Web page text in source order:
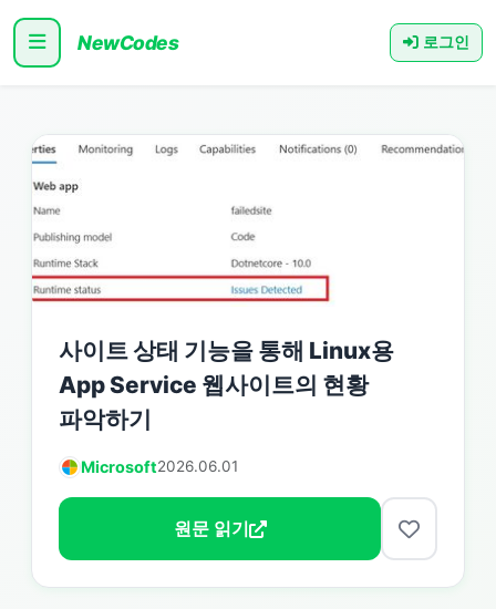
NewCodes 로그인
사이트 상태 기능을 통해 Linux용
App Service 웹사이트의 현황
파악하기
Microsoft2026.06.01
원문 읽기